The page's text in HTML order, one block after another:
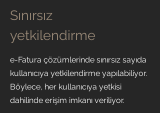
Sınırsız
yetkilendirme
e-Fatura çözümlerinde sınırsız sayıda
kullanıcıya yetkilendirme yapılabiliyor.
Böylece, her kullanıcıya yetkisi
dahilinde erişim imkanı veriliyor.